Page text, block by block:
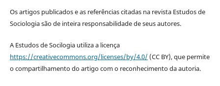
Os artigos publicados e as referências citadas na revista Estudos de
Sociologia são de inteira responsabilidade de seus autores.
A Estudos de Socilogia utiliza a licença
https://creativecommons.org/licenses/by/4.0/ (CC BY), que permite
o compartilhamento do artigo com o reconhecimento da autoria.